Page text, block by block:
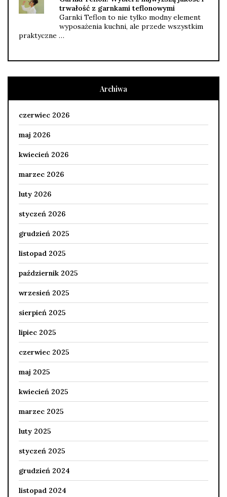
trwałość z garnkami teflonowymi
Garnki Teflon to nie tylko modny element
wyposażenia kuchni, ale przede wszystkim
praktyczne …
Archiwa
czerwiec 2026
maj 2026
kwiecień 2026
marzec 2026
luty 2026
styczeń 2026
grudzień 2025
listopad 2025
październik 2025
wrzesień 2025
sierpień 2025
lipiec 2025
czerwiec 2025
maj 2025
kwiecień 2025
marzec 2025
luty 2025
styczeń 2025
grudzień 2024
listopad 2024